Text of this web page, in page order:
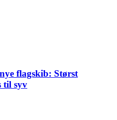
flagskib: Størst
til syv